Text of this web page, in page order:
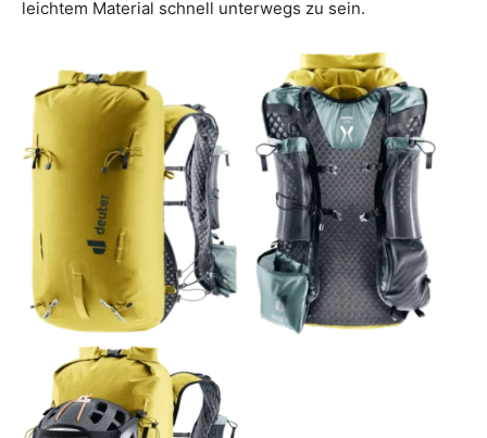
leichtem Material schnell unterwegs zu sein.